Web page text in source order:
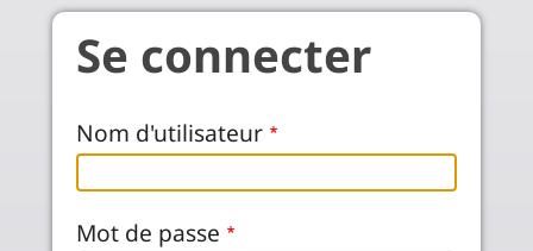
Skip to main content
Se connecter
Nom d'utilisateur
Mot de passe